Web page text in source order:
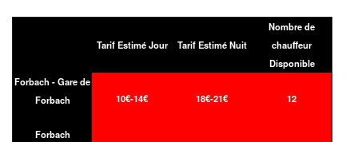
Tarif Estimé Jour Tarif Estimé Nuit
Nombre de
chauffeur
Disponible
Forbach - Gare de
Forbach
10€-14€ 18€-21€ 12
Forbach